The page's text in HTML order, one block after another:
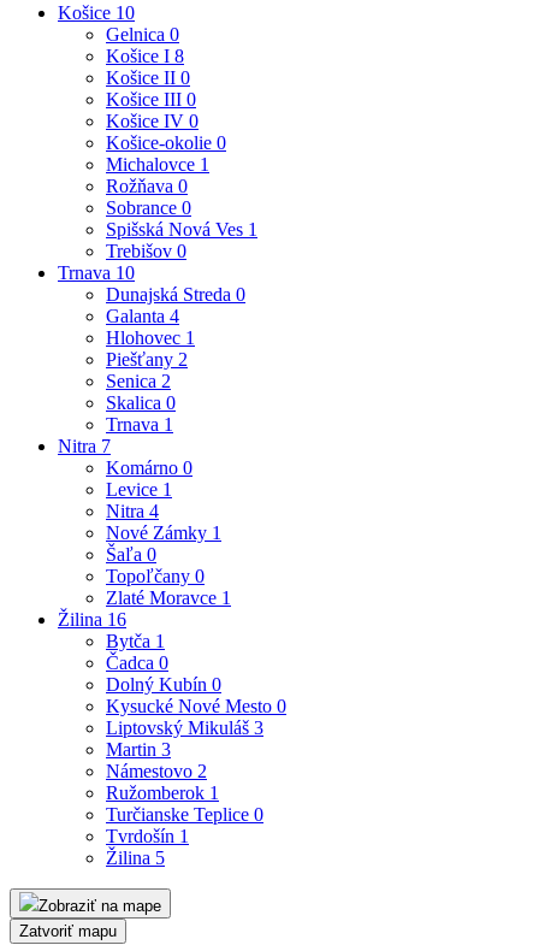
Košice 10
Gelnica 0
Košice I 8
Košice II 0
Košice III 0
Košice IV 0
Košice-okolie 0
Michalovce 1
Rožňava 0
Sobrance 0
Spišská Nová Ves 1
Trebišov 0
Trnava 10
Dunajská Streda 0
Galanta 4
Hlohovec 1
Piešťany 2
Senica 2
Skalica 0
Trnava 1
Nitra 7
Komárno 0
Levice 1
Nitra 4
Nové Zámky 1
Šaľa 0
Topoľčany 0
Zlaté Moravce 1
Žilina 16
Bytča 1
Čadca 0
Dolný Kubín 0
Kysucké Nové Mesto 0
Liptovský Mikuláš 3
Martin 3
Námestovo 2
Ružomberok 1
Turčianske Teplice 0
Tvrdošín 1
Žilina 5
Zobraziť na mape
Zatvoriť mapu